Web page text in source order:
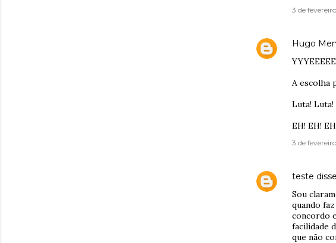
3 de
Hugo
A escolha
Luta! Luta!
EH! EH!
3 de
teste
Sou
quando
concordo
facilidade
que não